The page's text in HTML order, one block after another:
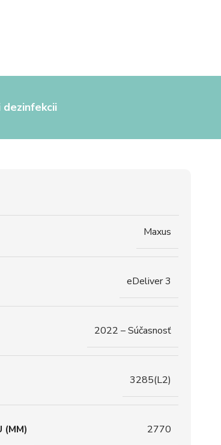
dezinfekcii
Maxus
eDeliver 3
2022 – Súčasnosť
3285(L2)
(MM) 2770